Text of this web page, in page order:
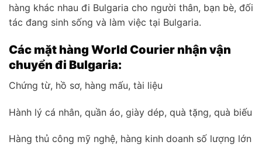
hàng khác nhau đi Bulgaria cho người thân, bạn bè, đối
tác đang sinh sống và làm việc tại Bulgaria.
Các mặt hàng World Courier nhận vận
chuyển đi Bulgaria:
Chứng từ, hồ sơ, hàng mấu, tài liệu
Hành lý cá nhân, quần áo, giày dép, quà tặng, quà biếu
Hàng thủ công mỹ nghệ, hàng kinh doanh số lượng lớn